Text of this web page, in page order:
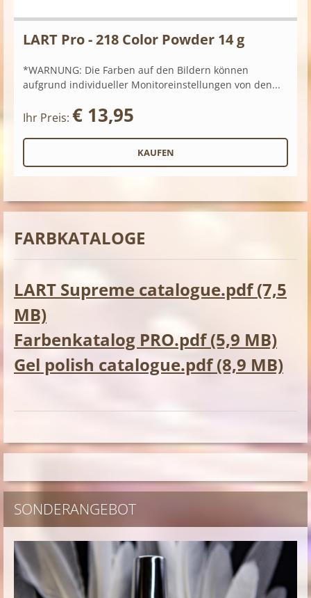
LART Pro - 218 Color Powder 14 g
*WARNUNG: Die Farben auf den Bildern können
aufgrund individueller Monitoreinstellungen von den...
Ihr Preis: € 13,95
FARBKATALOGE
LART Supreme catalogue.pdf (7,5
MB)
Farbenkatalog PRO.pdf (5,9 MB)
Gel polish catalogue.pdf (8,9 MB)
SONDERANGEBOT